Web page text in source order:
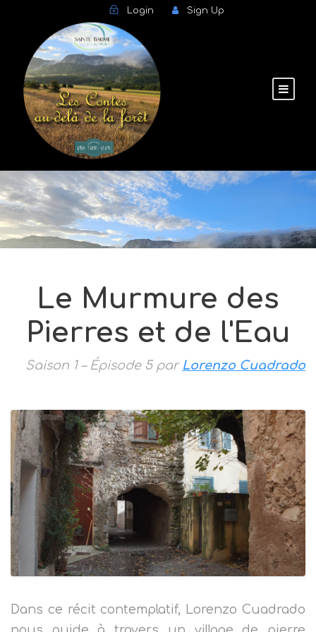
Login Sign Up
Le Murmure des
Pierres et de l'Eau
Saison 1 – Épisode 5 par Lorenzo Cuadrado
Dans ce récit contemplatif, Lorenzo Cuadrado